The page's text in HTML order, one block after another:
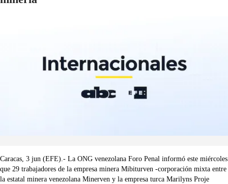
Caracas, 3 jun (EFE).- La ONG venezolana Foro Penal informó este miércoles
que 29 trabajadores de la empresa minera Mibiturven -corporación mixta entre
la estatal minera venezolana Minerven y la empresa turca Marilyns Proje